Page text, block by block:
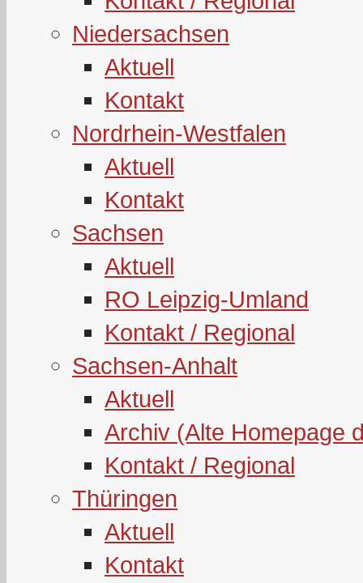
Niedersachsen
Aktuell
Kontakt
Nordrhein-Westfalen
Aktuell
Kontakt
Sachsen
Aktuell
RO Leipzig-Umland
Kontakt / Regional
Sachsen-Anhalt
Aktuell
Archiv (Alte Homepage
Kontakt / Regional
Thüringen
Aktuell
Kontakt